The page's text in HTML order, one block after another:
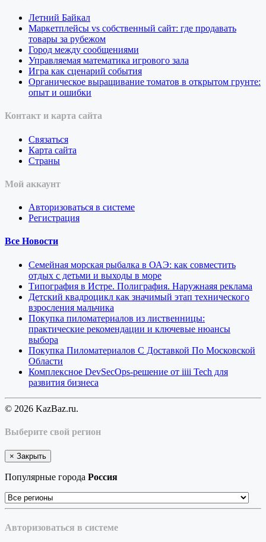
Летний Байкал
Маркетплейсы vs собственный сайт: где продавать
товары за рубежом
Город между сообщениями
Управляемая математика игрового зала
Игра как сценарий события
Органическое выращивание томатов в открытом грунте:
опыт и ошибки
Контакт и карта сайта
Связаться
Карта сайта
Страны
Мой аккаунт
Авторизоваться в системе
Регистрация
Все Новости
Семейная морская рыбалка в ОАЭ: как совместить
отдых с детьми и выходы в море
Типография в Истре. Полиграфия. Наружнаяя реклама
Детский квадроцикл как значимый этап технического
взросления мальчика
Покупка пиломатериалов из лиственницы:
практические рекомендации и ключевые нюансы
выбора
Покупка Пиломатериалов С Доставкой По Московской
Области
Комплексное DevSecOps-решение от iiii Tech для
развития бизнеса
© 2026 KazBaz.ru.
Выберите свой регион
× Закрыть
Популярные города Россия
Авторизоваться в системе